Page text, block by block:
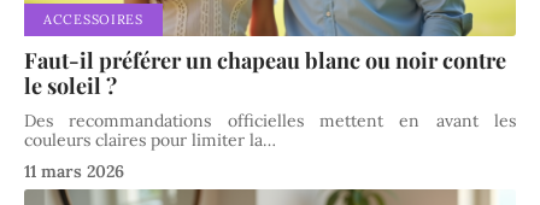
ACCESSOIRES
Faut-il préférer un chapeau blanc ou noir contre
le soleil ?
Des recommandations officielles mettent en avant les
couleurs claires pour limiter la…
11 mars 2026